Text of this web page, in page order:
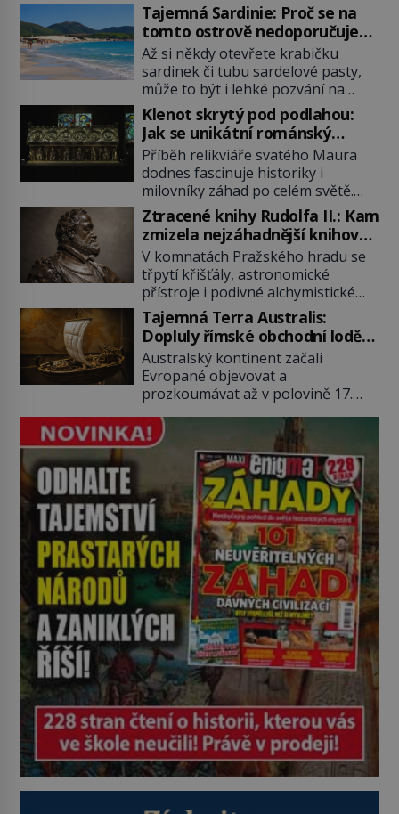
Tajemná Sardinie: Proč se na
tomto ostrově nedoporučuje
pytlovat „mořské brambory“?
Až si někdy otevřete krabičku
sardinek či tubu sardelové pasty,
může to být i lehké pozvání na
cestu do srdce Středozemního
moře, na ostrov hrdých Sardů.
Věděli jste, že to byl právě italský
ostrov Sardinie, jenž těmto
produktům moře propůjčil své
jméno. Co dalšího je pro Sardinii
typické a pro Středoevropana
zajímavé? Na mapách má […]
Klenot skrytý pod podlahou:
Jak se unikátní románský
poklad dostal do zapadlého
Bečova?
Příběh relikviáře svatého Maura
dodnes fascinuje historiky i
milovníky záhad po celém světě.
Tato románská zlatnická památka
ze 13. století je po českých
korunovačních klenotech druhým
nejcennějším movitým majetkem v
České republice. Přestože byl
klenot v roce 1985 po dramatickém
pátrání kriminalistů úspěšně
nalezen, jeho minulost stále
obestírá hustá mlha. Otázky, jak
přesně se tato […]
Ztracené knihy Rudolfa II.: Kam
zmizela nejzáhadnější knihovna
Evropy?
V komnatách Pražského hradu se
třpytí křišťály, astronomické
přístroje i podivné alchymistické
rukopisy. Císař Rudolf II.
shromažďuje vše, co souvisí s
tajemstvím přírody, hvězd i
lidského poznání. Jenže po jeho
smrti se jeho slavné sbírky začínají
rozpadat a část z nich mizí navždy.
Kdo odnesl nejvzácnější knihy? A
existují ještě někde zapomenuté
rukopisy, které nikdo […]
Tajemná Terra Australis:
Dopluly římské obchodní lodě
až do Austrálie?
Australský kontinent začali
Evropané objevovat a
prozkoumávat až v polovině 17.
by se o tento vzdálený kontinent
mohly zajímat již evropské
starověké civilizace, a to o 15
století dříve? Již od starověku
kartografové zakreslovali do map
záhadný kontinent Terra Australis
– Jižní zemi. Proč? Do jisté míry to
byl smysl pro […]